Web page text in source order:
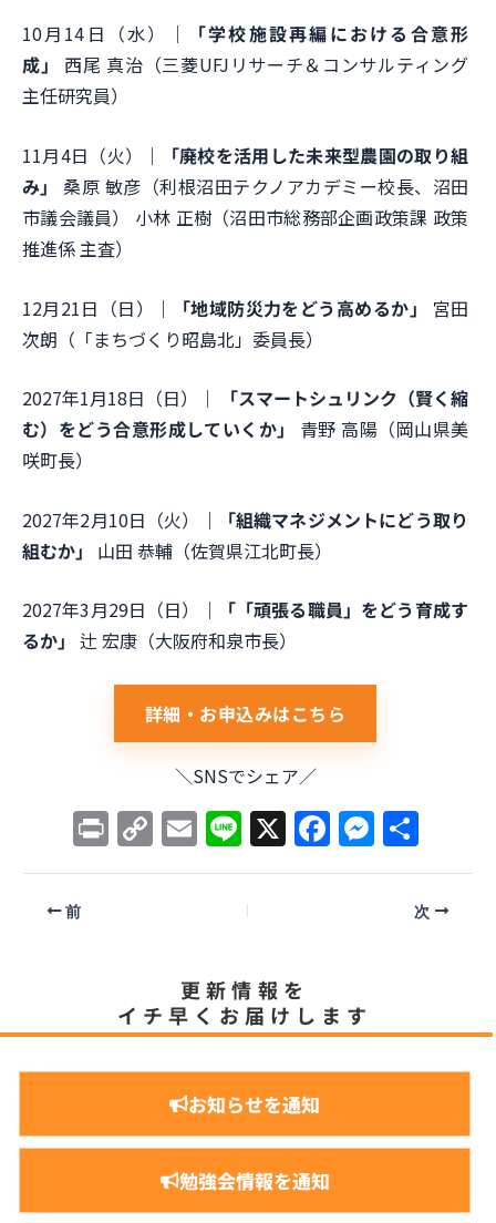
10月14日（水）｜
「学校施設再編における合意形
成」
西尾 真治（三菱UFJリサーチ＆コンサルティング
主任研究員）
11月4日（火）｜
「廃校を活用した未来型農園の取り組
み」
桑原 敏彦（利根沼田テクノアカデミー校長、沼田
市議会議員） 小林 正樹（沼田市総務部企画政策課 政策
推進係 主査）
12月21日（日）｜ 「地域防災力をどう高めるか」 宮田
次朗（「まちづくり昭島北」委員長）
2027年1月18日（日）｜
「スマートシュリンク（賢く縮
む）をどう合意形成していくか」
青野 高陽（岡山県美
咲町長）
2027年2月10日（火）｜
「組織マネジメントにどう取り
組むか」
山田 恭輔（佐賀県江北町長）
2027年3月29日（日）｜
「「頑張る職員」をどう育成す
るか」 辻 宏康（大阪府和泉市長）
詳細・お申込みはこちら
＼SNSでシェア／
P
ri
C
o
Li
n
k
E
m
Li
n
X F
a
o
o
k
M
e
er
共
有
前 次
更新情報を
イチ早くお届けします
お知らせを通知
勉強会情報を通知